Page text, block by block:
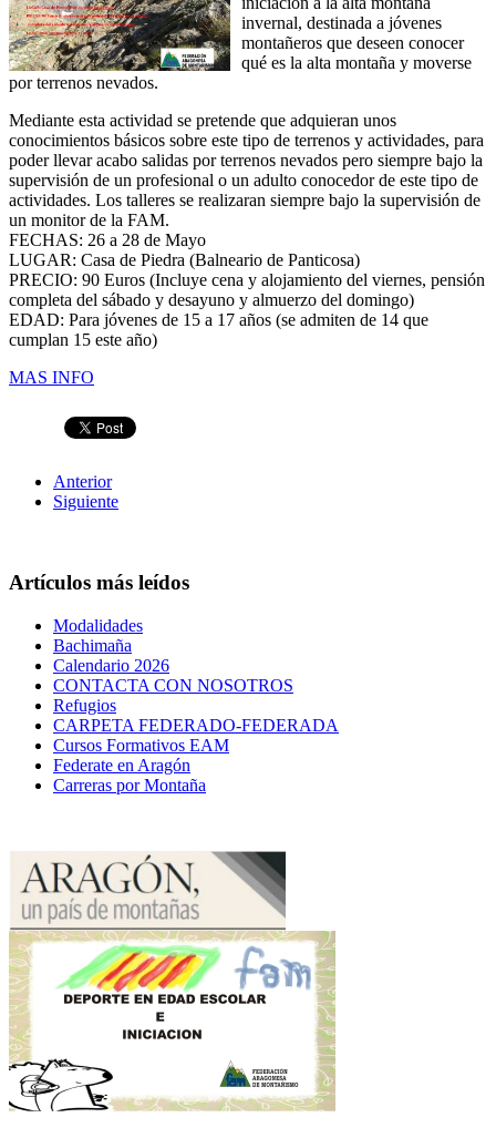
invernal, destinada a jóvenes
montañeros que deseen conocer
qué es la alta montaña y moverse
por terrenos nevados.
Mediante esta actividad se pretende que adquieran unos
conocimientos básicos sobre este tipo de terrenos y actividades, para
poder llevar acabo salidas por terrenos nevados pero siempre bajo la
supervisión de un profesional o un adulto conocedor de este tipo de
actividades. Los talleres se realizaran siempre bajo la supervisión de
un monitor de la FAM.
FECHAS: 26 a 28 de Mayo
LUGAR: Casa de Piedra (Balneario de Panticosa)
PRECIO: 90 Euros (Incluye cena y alojamiento del viernes, pensión
completa del sábado y desayuno y almuerzo del domingo)
EDAD: Para jóvenes de 15 a 17 años (se admiten de 14 que
cumplan 15 este año)
MAS INFO
Anterior
Siguiente
Artículos más leídos
Modalidades
Bachimaña
Calendario 2026
CONTACTA CON NOSOTROS
Refugios
CARPETA FEDERADO-FEDERADA
Cursos Formativos EAM
Federate en Aragón
Carreras por Montaña